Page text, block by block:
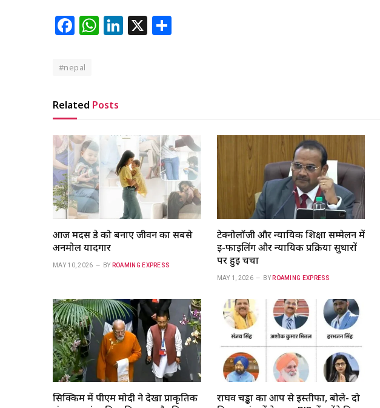
Facebook
WhatsApp
LinkedIn
X
#nepal
Related Posts
आज मदर्स डे को बनाए जीवन का सबसे
अनमोल यादगार
MAY 10, 2026 BY ROAMING EXPRESS
टेक्नोलॉजी और न्यायिक शिक्षा सम्मेलन में
ई-फाइलिंग और न्यायिक प्रक्रिया सुधारों
पर हुई चर्चा
MAY 1, 2026 BY ROAMING EXPRESS
सिक्किम में पीएम मोदी ने देखा प्राकृतिक
राघव चड्ढा का आप से इस्तीफा, बोले- दो